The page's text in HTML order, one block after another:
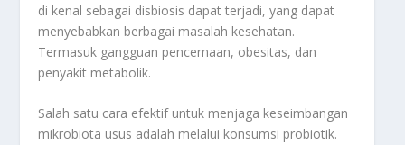
di kenal sebagai disbiosis dapat terjadi, yang dapat
menyebabkan berbagai masalah kesehatan.
Termasuk gangguan pencernaan, obesitas, dan
penyakit metabolik.
Salah satu cara efektif untuk menjaga keseimbangan
mikrobiota usus adalah melalui konsumsi probiotik.